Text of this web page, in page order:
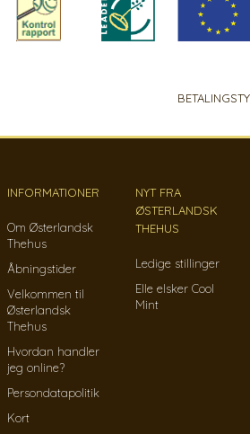
INFORMATIONER
Om Østerlandsk
Thehus
Åbningstider
Velkommen til
Østerlandsk
Thehus
Hvordan handler
jeg online?
Persondatapolitik
Kort
NYT FRA
ØSTERLANDSK
THEHUS
Ledige stillinger
Elle elsker Cool
Mint